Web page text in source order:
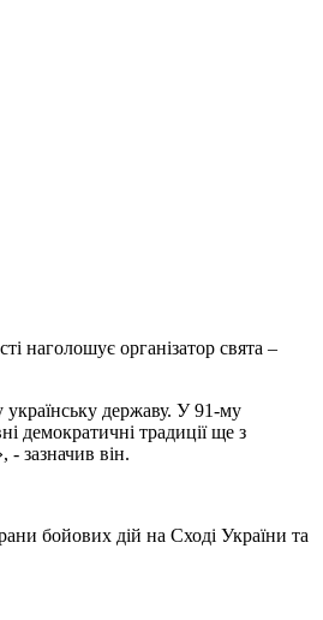
наголошує організатор свята –
українську державу. У 91-му
демократичні традиції ще з
- зазначив він.
бойових дій на Сході України та